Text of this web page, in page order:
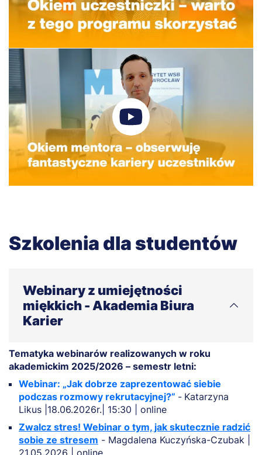
Szkolenia dla studentów
Webinary z umiejętności
miękkich - Akademia Biura
Karier
Tematyka webinarów realizowanych w roku
akademickim 2025/2026 – semestr letni:
Webinar: „Jak dobrze zaprezentować siebie
podczas rozmowy rekrutacyjnej?” - Katarzyna
Likus |18.06.2026r.| 15:30 | online
Zwalcz stres! Webinar o tym, jak skutecznie radzić
sobie ze stresem - Magdalena Kuczyńska-Czubak |
21.05.2026 | online